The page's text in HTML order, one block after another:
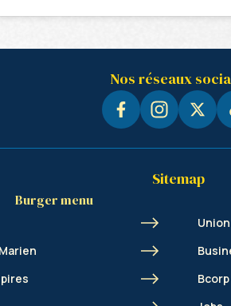
Nos réseaux
Sitemap
Burger menu
Bcorp